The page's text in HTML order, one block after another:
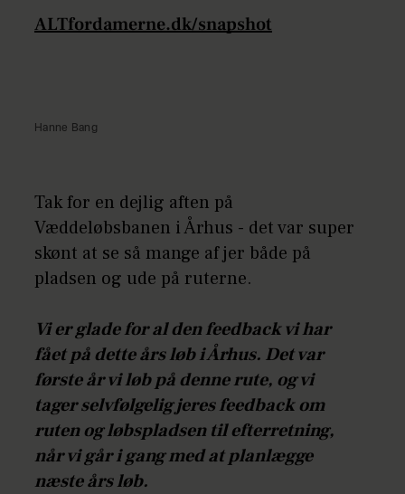
ALTfordamerne.dk/snapshot
Hanne Bang
Tak for en dejlig aften på
Væddeløbsbanen i Århus - det var super
skønt at se så mange af jer både på
pladsen og ude på ruterne.
Vi er glade for al den feedback vi har
fået på dette års løb i Århus. Det var
første år vi løb på denne rute, og vi
tager selvfølgelig jeres feedback om
ruten og løbspladsen til efterretning,
når vi går i gang med at planlægge
næste års løb.